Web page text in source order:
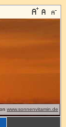
www.sonnenvitamin.de